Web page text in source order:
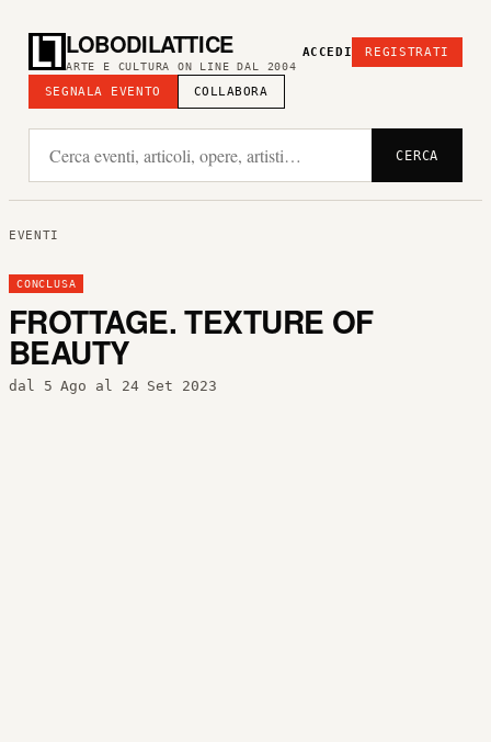
LOBODILATTICE
ARTE E CULTURA ON LINE DAL 2004
SEGNALA EVENTO COLLABORA
ACCEDI REGISTRATI
CERCA
EVENTI
CONCLUSA
FROTTAGE. TEXTURE OF
BEAUTY
dal 5 Ago al 24 Set 2023